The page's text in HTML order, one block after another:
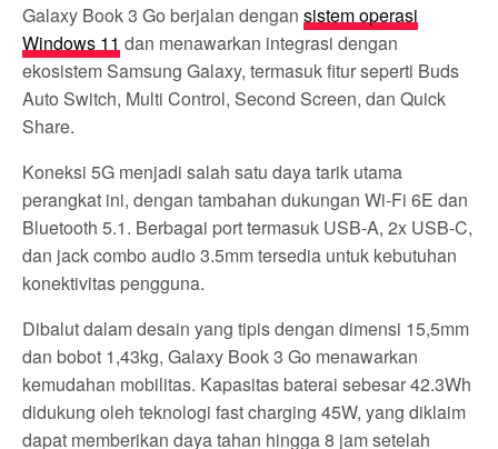
Galaxy Book 3 Go berjalan dengansistem operasi
Windows 11 dan menawarkan integrasi dengan
ekosistem Samsung Galaxy, termasuk fitur seperti Buds
Auto Switch, Multi Control, Second Screen, dan Quick
Share.
Koneksi 5G menjadi salah satu daya tarik utama
perangkat ini, dengan tambahan dukungan Wi-Fi 6E dan
Bluetooth 5.1. Berbagai port termasuk USB-A, 2x USB-C,
dan jack combo audio 3.5mm tersedia untuk kebutuhan
konektivitas pengguna.
Dibalut dalam desain yang tipis dengan dimensi 15,5mm
dan bobot 1,43kg, Galaxy Book 3 Go menawarkan
kemudahan mobilitas. Kapasitas baterai sebesar 42.3Wh
didukung oleh teknologi fast charging 45W, yang diklaim
dapat memberikan daya tahan hingga 8 jam setelah